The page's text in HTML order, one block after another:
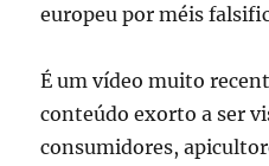
europeu por méis
É um vídeo muito
conteúdo exorto a ser
consumidores,